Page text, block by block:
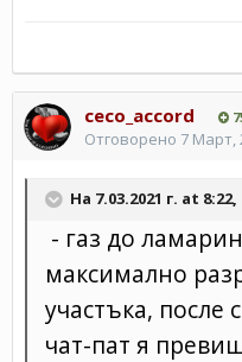
ceco_accord
Отговорено 7 Март,
На 7.03.2021 г. at 8:22,
- газ до
максимално
участъка,
чат-пат я